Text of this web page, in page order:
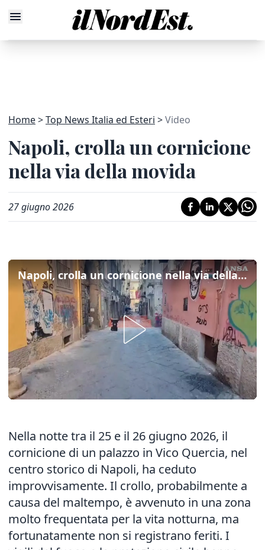
Home Top News Italia ed Esteri Video
Napoli, crolla un cornicione
nella via della movida
27 giugno 2026
Napoli, crolla un cornicione nella via della movida
Nella notte tra il 25 e il 26 giugno 2026, il
cornicione di un palazzo in Vico Quercia, nel
centro storico di Napoli, ha ceduto
improvvisamente. Il crollo, probabilmente a
causa del maltempo, è avvenuto in una zona
molto frequentata per la vita notturna, ma
fortunatamente non si registrano feriti. I